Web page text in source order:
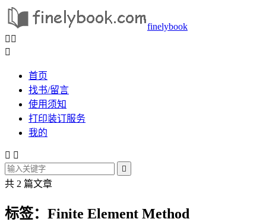
finelybook
 

首页
找书/留言
使用须知
打印装订服务
我的
 

共 2 篇文章
标签：Finite Element Method